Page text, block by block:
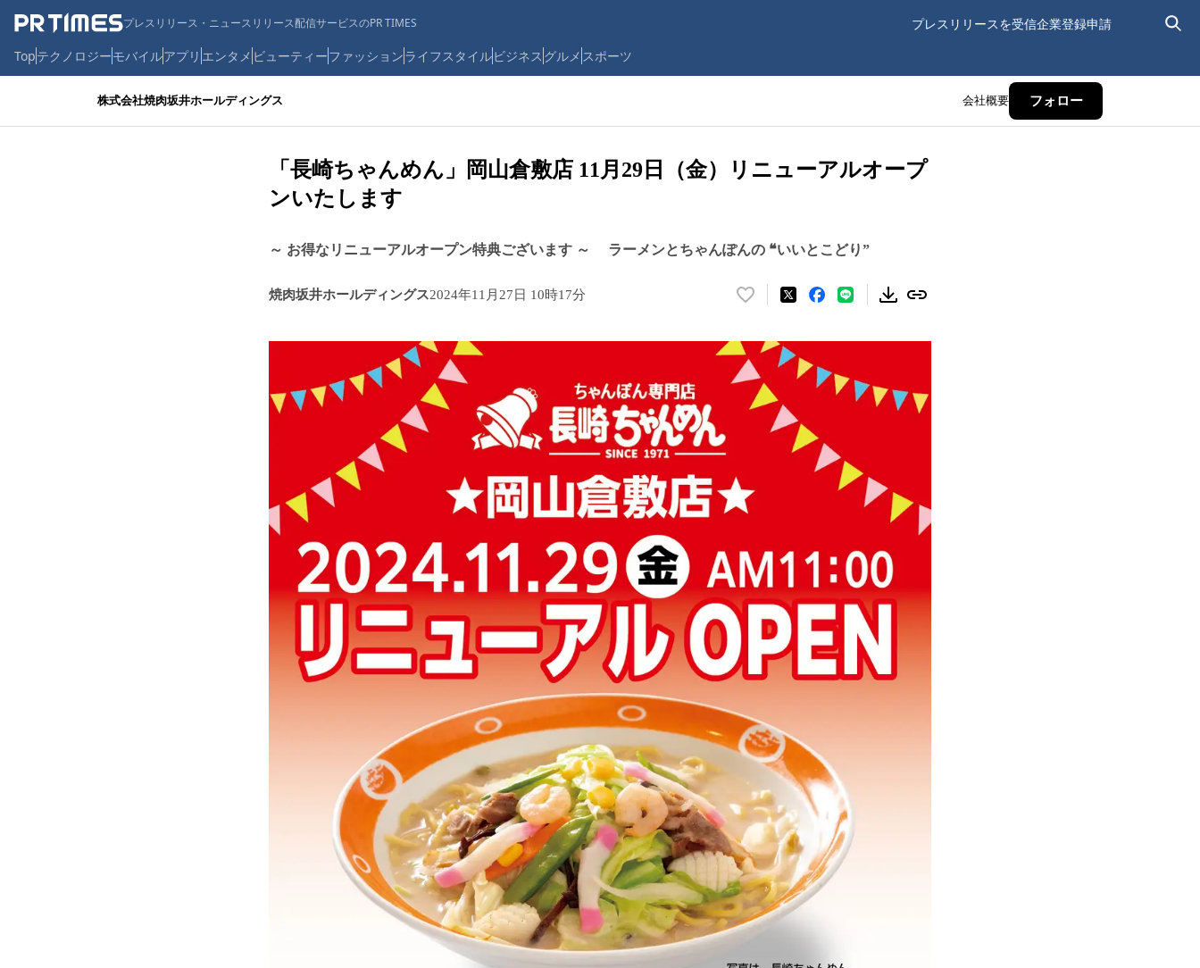
プレスリリース・ニュースリリース配信サービスのPR TIMES プレスリリースを受信企業登録申請
Topテクノロジーモバイルアプリ エンタメ ビューティーファッションライフスタイルビジネス グルメ スポーツ
株式会社焼肉坂井ホールディングス 会社概要 フォロー
「長崎ちゃんめん」岡山倉敷店 11月29日（金）リニューアルオープ
ンいたします
～ お得なリニューアルオープン特典ございます ～ ラーメンとちゃんぽんの ❝いいとこどり”
焼肉坂井ホールディングス2024年11月27日 10時17分
い
ね
！
数
を
中
で